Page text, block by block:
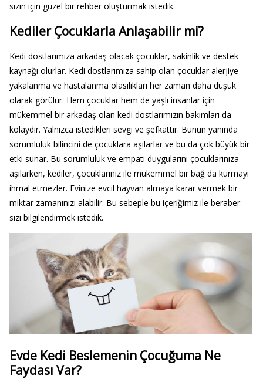
sizin için güzel bir rehber oluşturmak istedik.
Kediler Çocuklarla Anlaşabilir mi?
Kedi dostlarımıza arkadaş olacak çocuklar, sakinlik ve destek
kaynağı olurlar. Kedi dostlarımıza sahip olan çocuklar alerjiye
yakalanma ve hastalanma olasılıkları her zaman daha düşük
olarak görülür. Hem çocuklar hem de yaşlı insanlar için
mükemmel bir arkadaş olan kedi dostlarımızın bakımları da
kolaydır. Yalnızca istedikleri sevgi ve şefkattir. Bunun yanında
sorumluluk bilincini de çocuklara aşılarlar ve bu da çok büyük bir
etki sunar. Bu sorumluluk ve empati duygularını çocuklarınıza
aşılarken, kediler, çocuklarınız ile mükemmel bir bağ da kurmayı
ihmal etmezler. Evinize evcil hayvan almaya karar vermek bir
miktar zamanınızı alabilir. Bu sebeple bu içeriğimiz ile beraber
sizi bilgilendirmek istedik.
Evde Kedi Beslemenin Çocuğuma Ne
Faydası Var?